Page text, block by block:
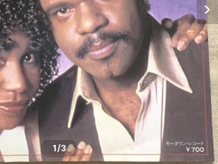
1/3